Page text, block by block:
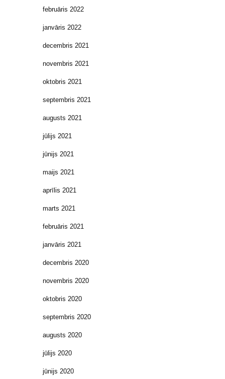
februāris 2022
janvāris 2022
decembris 2021
novembris 2021
oktobris 2021
septembris 2021
augusts 2021
jūlijs 2021
jūnijs 2021
maijs 2021
aprīlis 2021
marts 2021
februāris 2021
janvāris 2021
decembris 2020
novembris 2020
oktobris 2020
septembris 2020
augusts 2020
jūlijs 2020
jūnijs 2020